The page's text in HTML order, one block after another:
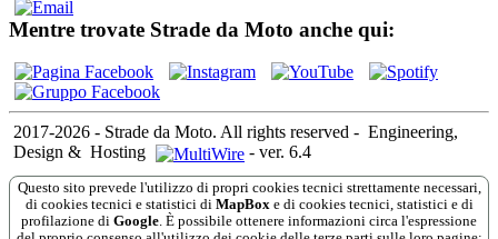
Mentre trovate Strade da Moto anche qui:
2017-2026 - Strade da Moto. All rights reserved - Engineering,
Design & Hosting - ver. 6.4
Questo sito prevede l'utilizzo di propri cookies tecnici strettamente necessari,
di cookies tecnici e statistici di MapBox e di cookies tecnici, statistici e di
profilazione di Google . È possibile ottenere informazioni circa l'espressione